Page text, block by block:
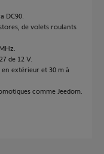
DC90.
de volets roulants
de 12 V.
extérieur et 30 m à
comme Jeedom.